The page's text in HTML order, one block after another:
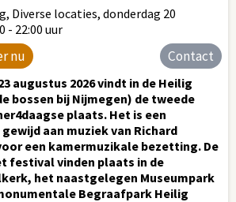
Diverse locaties, donderdag 20
- 22:00 uur
nu Contact
augustus 2026 vindt in de Heilig
bossen bij Nijmegen) de tweede
plaats. Het is een
aan muziek van Richard
een kamermuzikale bezetting. De
festival vinden plaats in de
het naastgelegen Museumpark
Begraafpark Heilig